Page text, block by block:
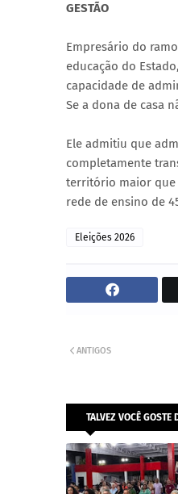
GESTÃO
Empresário do
educação do
capacidade de
Se a dona de casa
Ele admitiu que
completamente
território maior que
rede de ensino de
Eleições 2026
ANTIGOS
TALVEZ VOCÊ GOSTE